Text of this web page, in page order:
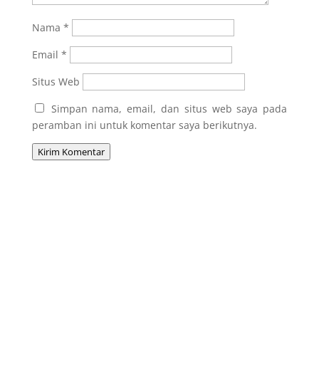
Nama *
Email *
Situs Web
Simpan nama, email, dan situs web saya pada
peramban ini untuk komentar saya berikutnya.
Kirim Komentar